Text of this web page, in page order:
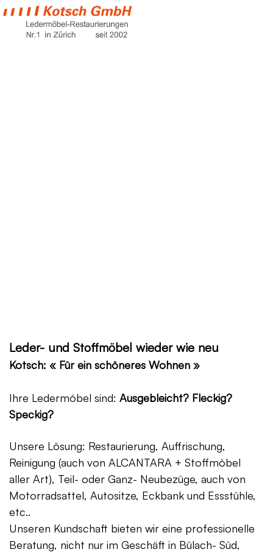
Leder- und Stoffmöbel wieder wie neu
Kotsch: « Für ein schöneres Wohnen »
Ihre Ledermöbel sind: Ausgebleicht? Fleckig?
Speckig?
Unsere Lösung: Restaurierung, Auffrischung,
Reinigung (auch von ALCANTARA + Stoffmöbel
aller Art), Teil- oder Ganz- Neubezüge, auch von
Motorradsattel, Autositze, Eckbank und Essstühle,
etc..
Unseren Kundschaft bieten wir eine professionelle
Beratung, nicht nur im Geschäft in Bülach- Süd,